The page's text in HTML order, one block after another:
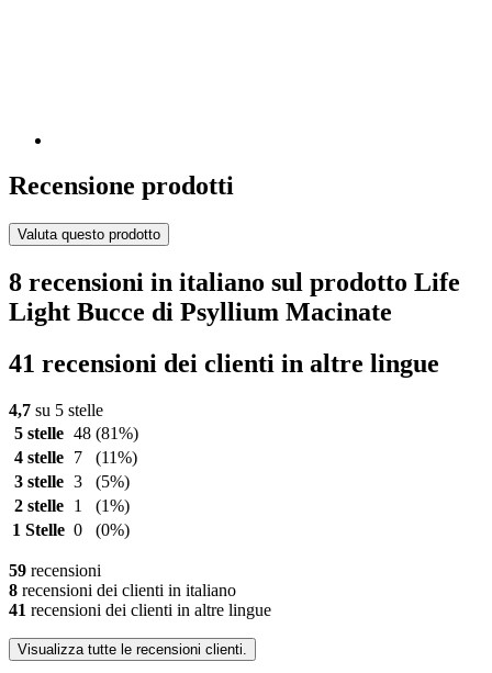
Recensione prodotti
Valuta questo prodotto
8 recensioni in italiano sul prodotto Life
Light Bucce di Psyllium Macinate
41 recensioni dei clienti in altre lingue
4,7 su 5 stelle
5 stelle 48 (81%)
4 stelle
7
(11%)
3 stelle 3
(5%)
2 stelle
1
(1%)
1 Stelle 0 (0%)
59 recensioni
8 recensioni dei clienti in italiano
41 recensioni dei clienti in altre lingue
Visualizza tutte le recensioni clienti.